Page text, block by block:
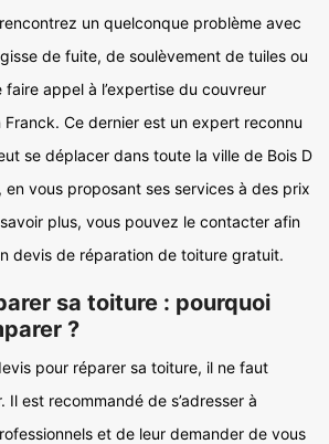
un quelconque problème avec
de fuite, de soulèvement de tuiles ou
appel à l’expertise du couvreur
Franck. Ce dernier est un expert reconnu
se déplacer dans toute la ville de Bois D
vous proposant ses services à des prix
plus, vous pouvez le contacter afin
devis de réparation de toiture gratuit.
sa toiture : pourquoi
?
pour réparer sa toiture, il ne faut
Il est recommandé de s’adresser à
et de leur demander de vous